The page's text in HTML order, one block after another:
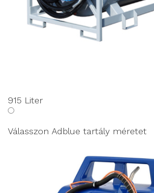
915 Liter
Válasszon Adblue tartály méretet